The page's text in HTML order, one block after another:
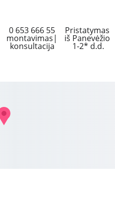
Pristatymas
iš Panevėžio
1-2* d.d.
0 653 666 55
montavimas|
konsultacija